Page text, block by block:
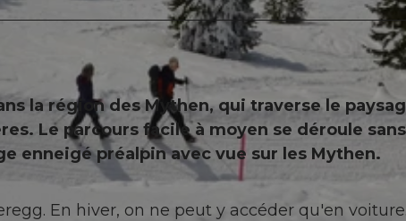
la région des Mythen, qui traverse le
Le parcours facile à moyen se déroule sans
enneigé préalpin avec vue sur les Mythen.
En hiver, on ne peut y accéder qu'en voiture.